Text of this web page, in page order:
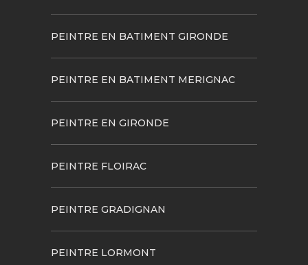
PEINTRE EN BATIMENT GIRONDE
PEINTRE EN BATIMENT MERIGNAC
PEINTRE EN GIRONDE
PEINTRE FLOIRAC
PEINTRE GRADIGNAN
PEINTRE LORMONT